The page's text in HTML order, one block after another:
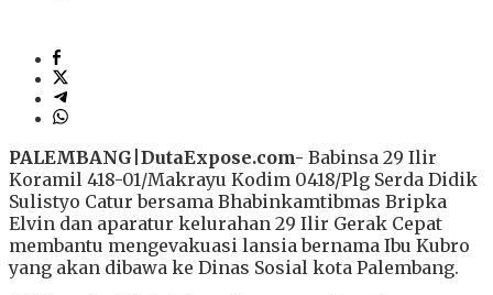
PALEMBANG DutaExpose.com- Babinsa 29 Ilir
Koramil 418-01/Makrayu Kodim 0418/Plg Serda Didik
Sulistyo Catur bersama Bhabinkamtibmas Bripka
Elvin dan aparatur kelurahan 29 Ilir Gerak Cepat
membantu mengevakuasi lansia bernama Ibu Kubro
yang akan dibawa ke Dinas Sosial kota Palembang.